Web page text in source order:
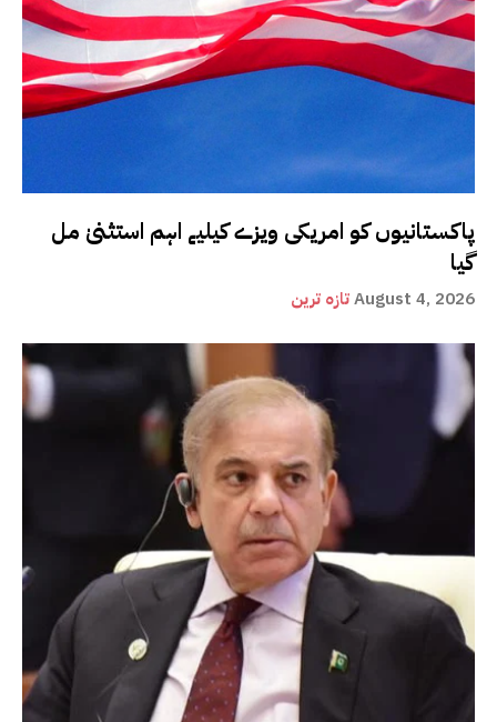
پاکستانیوں کو امریکی ویزے کیلیے اہم استثنیٰ مل
گیا
تازہ ترینAugust 4, 2026